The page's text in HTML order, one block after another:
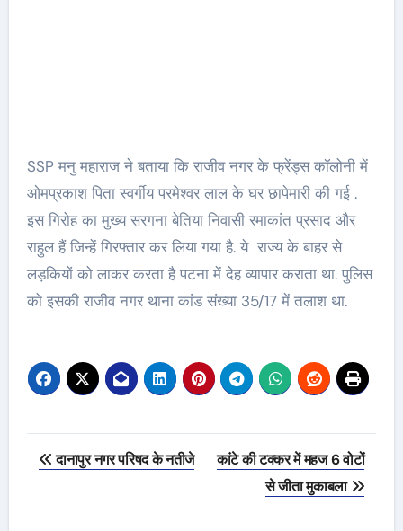
SSP मनु महाराज ने बताया कि राजीव नगर के फ्रेंड्स कॉलोनी में
ओमप्रकाश पिता स्वर्गीय परमेश्वर लाल के घर छापेमारी की गई .
इस गिरोह का मुख्य सरगना बेतिया निवासी रमाकांत प्रसाद और
राहुल हैं जिन्हें गिरफ्तार कर लिया गया है. ये राज्य के बाहर से
लड़कियों को लाकर करता है पटना में देह व्यापार कराता था. पुलिस
को इसकी राजीव नगर थाना कांड संख्या 35/17 में तलाश था.
Post
दानापुर नगर परिषद के नतीजे
कांटे की टक्कर में महज 6 वोटों
से जीता मुकाबला